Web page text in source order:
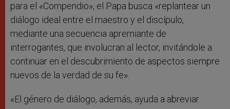
para el «Compendio», el Papa busca «replantear un
diálogo ideal entre el maestro y el discípulo,
mediante una secuencia apremiante de
interrogantes, que involucran al lector, invitándole a
continuar en el descubrimiento de aspectos siempre
nuevos de la verdad de su fe».
«El género de diálogo, además, ayuda a abreviar